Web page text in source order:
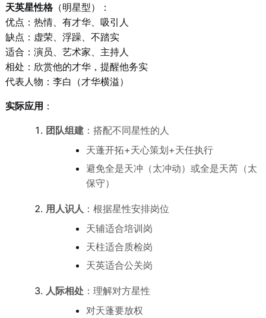
天英星性格（明星型）：
优点：热情、有才华、吸引人
缺点：虚荣、浮躁、不踏实
适合：演员、艺术家、主持人
相处：欣赏他的才华，提醒他务实
代表人物：李白（才华横溢）
实际应用 ：
团队组建：搭配不同星性的人
天蓬开拓+天心策划+天任执行
避免全是天冲（太冲动）或全是天芮（太
保守）
用人识人 ：根据星性安排岗位
天辅适合培训岗
天柱适合质检岗
天英适合公关岗
人际相处：理解对方星性
对天蓬要放权